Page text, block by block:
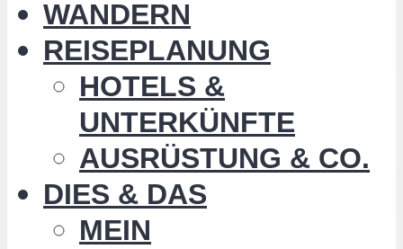
WANDERN
REISEPLANUNG
HOTELS &
UNTERKÜNFTE
AUSRÜSTUNG & CO.
DIES & DAS
MEIN